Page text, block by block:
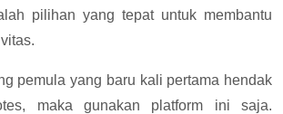
pilihan yang tepat untuk membantu
pemula yang baru kali pertama hendak
maka gunakan platform ini saja.